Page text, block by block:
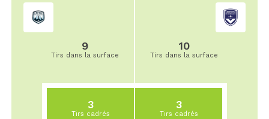
9
Tirs dans la surface
3
Tirs cadrés
10
Tirs dans la surface
3
Tirs cadrés